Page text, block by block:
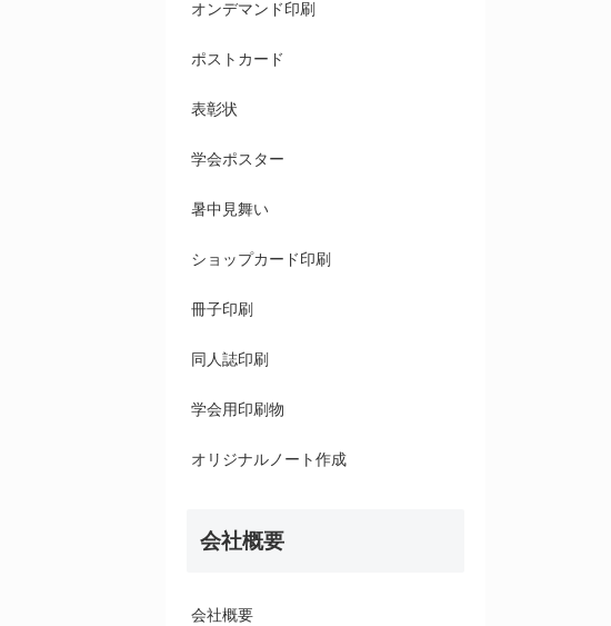
オンデマンド印刷
ポストカード
表彰状
学会ポスター
暑中見舞い
ショップカード印刷
冊子印刷
同人誌印刷
学会用印刷物
オリジナルノート作成
会社概要
会社概要